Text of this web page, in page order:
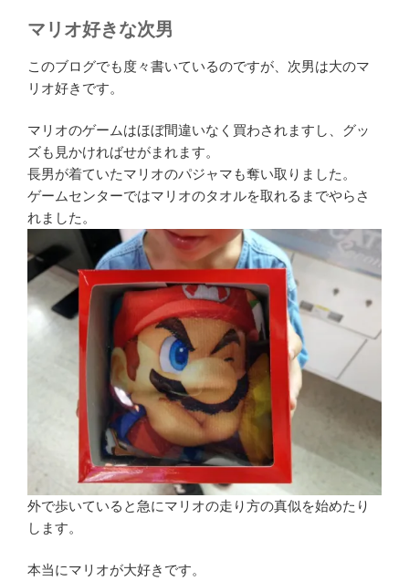
マリオ好きな次男
このブログでも度々書いているのですが、次男は大のマ
リオ好きです。
マリオのゲームはほぼ間違いなく買わされますし、グッ
ズも見かければせがまれます。
長男が着ていたマリオのパジャマも奪い取りました。
ゲームセンターではマリオのタオルを取れるまでやらさ
れました。
外で歩いていると急にマリオの走り方の真似を始めたり
します。
本当にマリオが大好きです。